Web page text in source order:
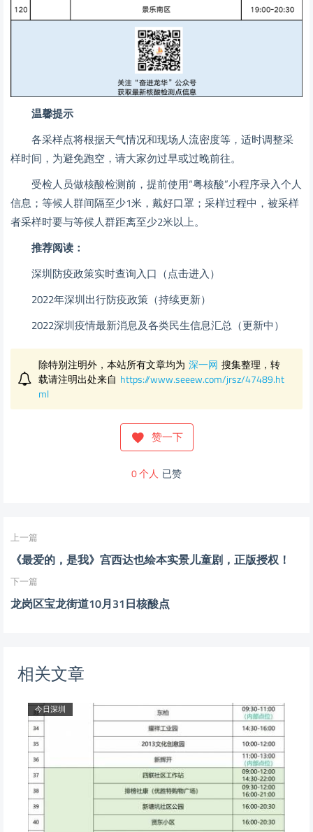
温馨提示
各采样点将根据天气情况和现场人流密度等，适时调整采
样时间，为避免跑空，请大家勿过早或过晚前往。
受检人员做核酸检测前，提前使用“粤核酸”小程序录入个人
信息；等候人群间隔至少1米，戴好口罩；采样过程中，被采样
者采样时要与等候人群距离至少2米以上。
推荐阅读：
深圳防疫政策实时查询入口（点击进入）
2022年深圳出行防疫政策（持续更新）
2022深圳疫情最新消息及各类民生信息汇总（更新中）
除特别注明外，本站所有文章均为 深一网 搜集整理，转
载请注明出处来自 https://www.seeew.com/jrsz/47489.ht
ml
赞一下
0个人 已赞
上一篇
《最爱的，是我》宫西达也绘本实景儿童剧，正版授权！
下一篇
龙岗区宝龙街道10月31日核酸点
相关文章
今日深圳